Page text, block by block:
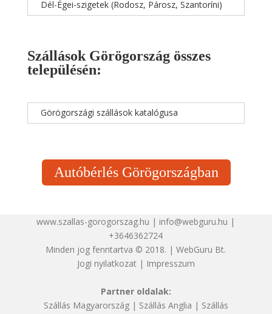
Dél-Égei-szigetek (Rodosz, Párosz, Szantoríni)
Szállások Görögország összes
településén:
Görögországi szállások katalógusa
Autóbérlés Görögországban
www.szallas-gorogorszag.hu | info@webguru.hu |
+3646362724
Minden jog fenntartva © 2018. | WebGuru Bt.
Jogi nyilatkozat| Impresszum
Partner oldalak:
Szállás Magyarország| Szállás Anglia | Szállás